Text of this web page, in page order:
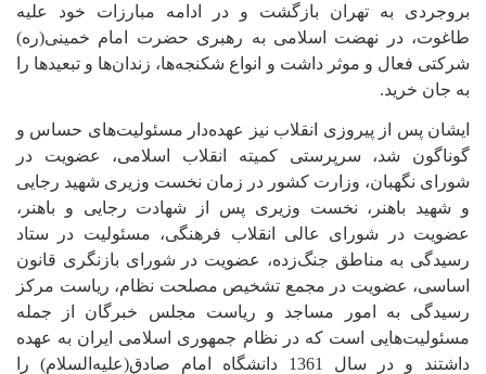
بروجردی به تهران بازگشت و در ادامه مبارزات خود علیه
طاغوت، در نهضت اسلامی به رهبری حضرت امام خمینی(ره)
شرکتی فعال و موثر داشت و انواع شکنجه‌ها، زندان‌ها و تبعیدها را
به جان خرید.
ایشان پس از پیروزی انقلاب نیز عهده‌دار مسئولیت‌های حساس و
گوناگون شد، سرپرستی کمیته انقلاب اسلامی، عضویت در
شورای نگهبان، وزارت کشور در زمان نخست وزیری شهید رجایی
و شهید باهنر، نخست وزیری پس از شهادت رجایی و باهنر،
عضویت در شورای عالی انقلاب فرهنگی، مسئولیت در ستاد
رسیدگی به مناطق جنگ‌زده، عضویت در شورای بازنگری قانون
اساسی، عضویت در مجمع تشخیص مصلحت نظام، ریاست مرکز
رسیدگی به امور مساجد و ریاست مجلس خبرگان از جمله
مسئولیت‌هایی است که در نظام جمهوری اسلامی ایران به عهده
داشتند و در سال 1361 دانشگاه امام صادق(علیه‌السلام) را